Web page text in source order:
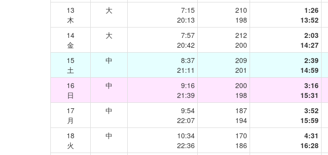
13
木
大
7:15
20:13
210
198
1:26
13:52
14
金
大
7:57
20:42
212
200
2:03
14:27
15
土
中
8:37
21:11
209
201
2:39
14:59
16
日
中
9:16
21:39
200
198
3:16
15:31
17
月
中
9:54
22:07
187
194
3:52
15:59
18
火
中
10:34
22:36
170
186
4:31
16:28